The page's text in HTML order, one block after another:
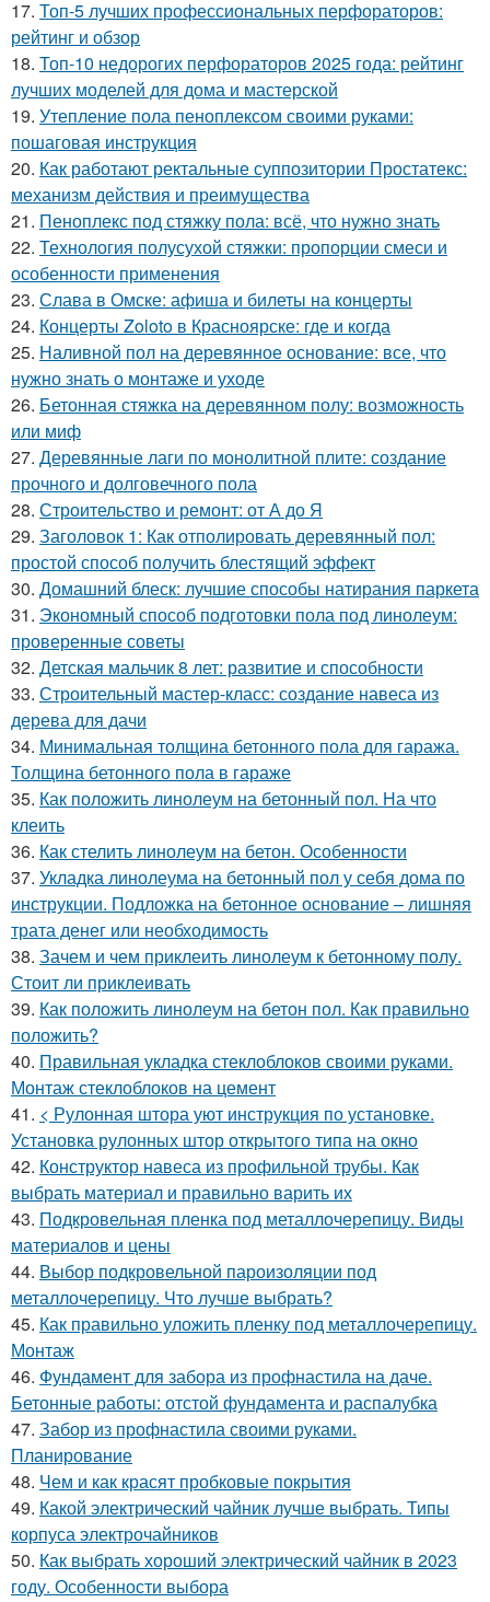
17. Топ-5 лучших профессиональных перфораторов:
рейтинг и обзор
18. Топ-10 недорогих перфораторов 2025 года: рейтинг
лучших моделей для дома и мастерской
19. Утепление пола пеноплексом своими руками:
пошаговая инструкция
20. Как работают ректальные суппозитории Простатекс:
механизм действия и преимущества
21. Пеноплекс под стяжку пола: всё, что нужно знать
22. Технология полусухой стяжки: пропорции смеси и
особенности применения
23. Слава в Омске: афиша и билеты на концерты
24. Концерты Zoloto в Красноярске: где и когда
25. Наливной пол на деревянное основание: все, что
нужно знать о монтаже и уходе
26. Бетонная стяжка на деревянном полу: возможность
или миф
27. Деревянные лаги по монолитной плите: создание
прочного и долговечного пола
28. Строительство и ремонт: от А до Я
29. Заголовок 1: Как отполировать деревянный пол:
простой способ получить блестящий эффект
30. Домашний блеск: лучшие способы натирания паркета
31. Экономный способ подготовки пола под линолеум:
проверенные советы
32. Детская мальчик 8 лет: развитие и способности
33. Строительный мастер-класс: создание навеса из
дерева для дачи
34. Минимальная толщина бетонного пола для гаража.
Толщина бетонного пола в гараже
35. Как положить линолеум на бетонный пол. На что
клеить
36. Как стелить линолеум на бетон. Особенности
37. Укладка линолеума на бетонный пол у себя дома по
инструкции. Подложка на бетонное основание – лишняя
трата денег или необходимость
38. Зачем и чем приклеить линолеум к бетонному полу.
Стоит ли приклеивать
39. Как положить линолеум на бетон пол. Как правильно
положить?
40. Правильная укладка стеклоблоков своими руками.
Монтаж стеклоблоков на цемент
41. < Рулонная штора уют инструкция по установке.
Установка рулонных штор открытого типа на окно
42. Конструктор навеса из профильной трубы. Как
выбрать материал и правильно варить их
43. Подкровельная пленка под металлочерепицу. Виды
материалов и цены
44. Выбор подкровельной пароизоляции под
металлочерепицу. Что лучше выбрать?
45. Как правильно уложить пленку под металлочерепицу.
Монтаж
46. Фундамент для забора из профнастила на даче.
Бетонные работы: отстой фундамента и распалубка
47. Забор из профнастила своими руками.
Планирование
48. Чем и как красят пробковые покрытия
49. Какой электрический чайник лучше выбрать. Типы
корпуса электрочайников
50. Как выбрать хороший электрический чайник в 2023
году. Особенности выбора